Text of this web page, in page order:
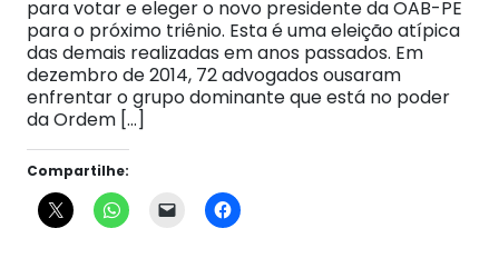
para votar e eleger o novo presidente da OAB-PE
para o próximo triênio. Esta é uma eleição atípica
das demais realizadas em anos passados. Em
dezembro de 2014, 72 advogados ousaram
enfrentar o grupo dominante que está no poder
da Ordem […]
Compartilhe: